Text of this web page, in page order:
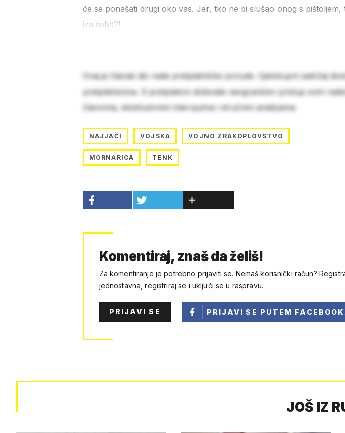
će se ponašati drugi oko vas. Jer, tko ne bi slušao onog s
iza sebe?!
Ovaj je članak dio naše pretplatničke ponude. Cjelokupni sadržaj
pretplatnicima. S pretplatom dobivate neograničen pristup svim
člancima, ekskluzivnim intervjuima i stručnim analizama.
NAJJAČI VOJSKA VOJNO ZRAKOPLOVSTVO
MORNARICA TENK
Komentiraj, znaš da želiš!
Za komentiranje je potrebno prijaviti se. Nemaš korisnički račun?
jednostavna, registriraj se i uključi se u raspravu.
PRIJAVI SE PRIJAVI SE PUTEM
JOŠ IZ